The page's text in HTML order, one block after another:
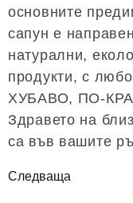
основните
сапун е
натурални,
продукти, с
ХУБАВО, ПО-
Здравето на
са във вашите
Следваща